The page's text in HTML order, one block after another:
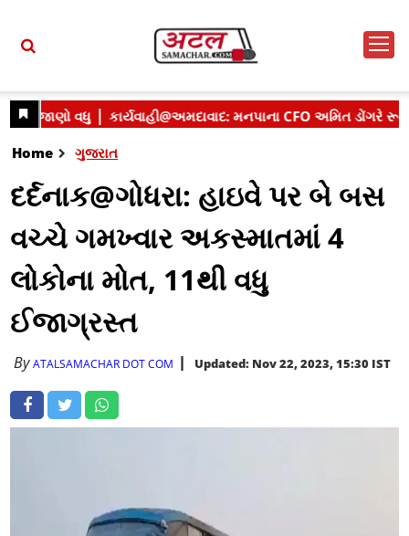
Home ગુજરાત
દર્દનાક@ગોધરા: હાઇવે પર બે બસ
વચ્ચે ગમખ્વાર અકસ્માતમાં 4
લોકોના મોત, 11થી વધુ
ઈજાગ્રસ્ત
ByATALSAMACHAR DOT COM Updated: Nov 22, 2023, 15:30 IST